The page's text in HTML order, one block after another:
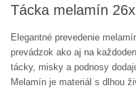
Tácka melamín
Elegantné prevedenie
prevádzok ako aj na
tácky, misky a podnosy
Melamín je materiál s dlhou